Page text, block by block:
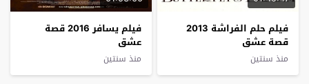
فيلم حلم الفراشة 2013
قصة عشق
منذ سنتين
فيلم يسافر 2016 قصة
عشق
منذ سنتين